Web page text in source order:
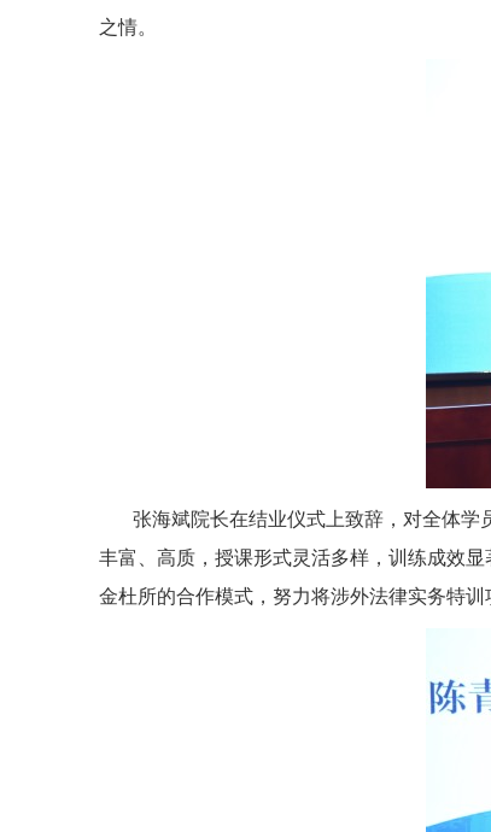
之情。
张海斌院长在结业仪式上致辞，对全体
丰富、高质，授课形式灵活多样，训练成效
金杜所的合作模式，努力将涉外法律实务特训